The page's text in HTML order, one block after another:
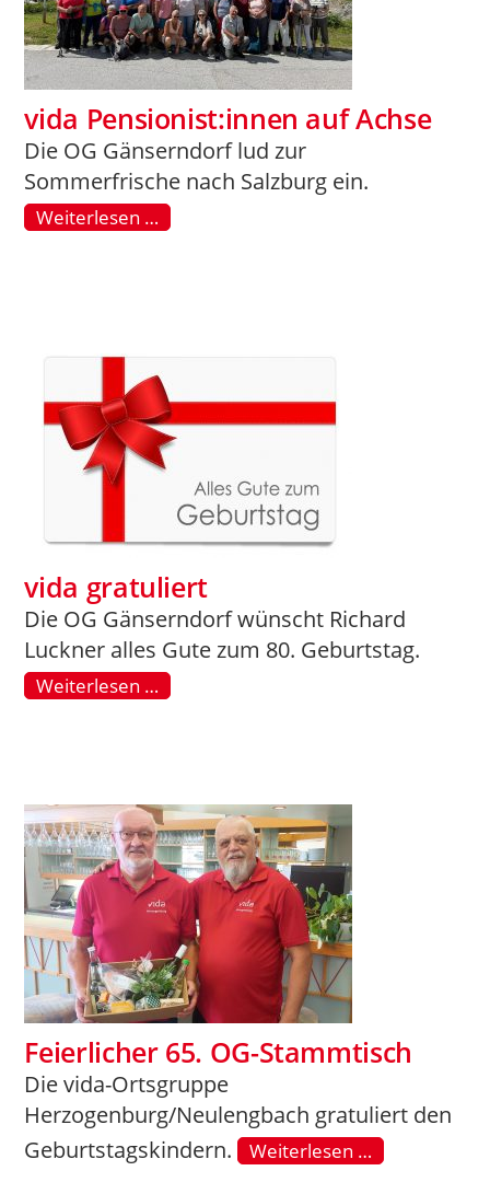
vida Pensionist:innen auf Achse
Die OG Gänserndorf lud zur
Sommerfrische nach Salzburg ein.
Weiterlesen …
vida gratuliert
Die OG Gänserndorf wünscht Richard
Luckner alles Gute zum 80. Geburtstag.
Weiterlesen …
Feierlicher 65. OG-Stammtisch
Die vida-Ortsgruppe
Herzogenburg/Neulengbach gratuliert den
Geburtstagskindern. Weiterlesen …